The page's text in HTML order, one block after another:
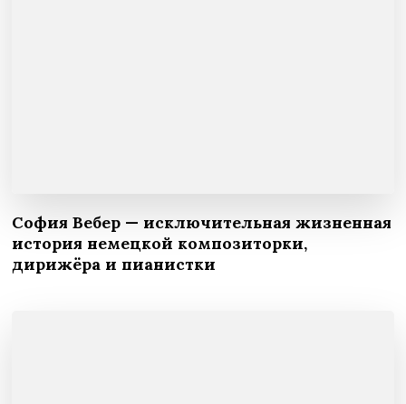
София Вебер — исключительная жизненная
история немецкой композиторки,
дирижёра и пианистки